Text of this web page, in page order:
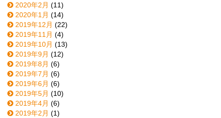
2020年2月 (11)
2020年1月 (14)
2019年12月 (22)
2019年11月 (4)
2019年10月 (13)
2019年9月 (12)
2019年8月 (6)
2019年7月 (6)
2019年6月 (6)
2019年5月 (10)
2019年4月 (6)
2019年2月 (1)